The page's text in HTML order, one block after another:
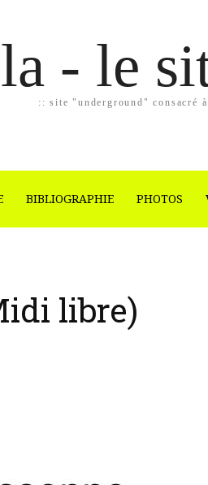
- le
:: site "underground" consacré
BIBLIOGRAPHIE PHOTOS
libre)